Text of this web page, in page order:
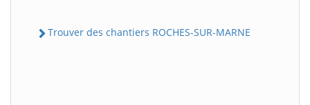
Trouver des chantiers ROCHES-SUR-MARNE